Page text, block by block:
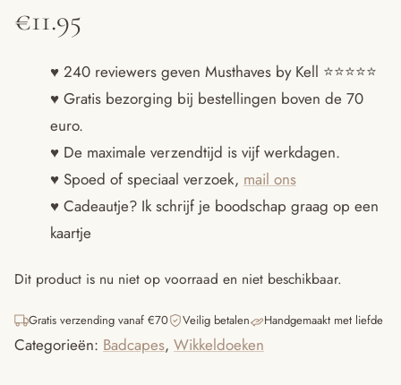
€11.95
♥ 240 reviewers geven Musthaves by Kell ⭐️⭐️⭐️⭐️⭐️
♥ Gratis bezorging bij bestellingen boven de 70
euro.
♥ De maximale verzendtijd is vijf werkdagen.
♥ Spoed of speciaal verzoek, mail ons
♥ Cadeautje? Ik schrijf je boodschap graag op een
kaartje
Dit product is nu niet op voorraad en niet beschikbaar.
Gratis verzending vanaf €70 Veilig betalen Handgemaakt met liefde
Categorieën: Badcapes, Wikkeldoeken